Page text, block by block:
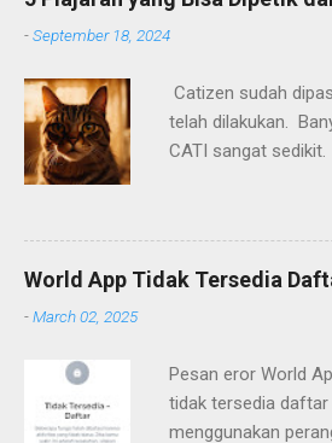
-September 18, 2024
Catizen sudah
telah dilakukan.
CATI sangat
device yang rusak.
mendapatkan
airdrop catizen ini.
World App Tidak Tersedia
-March 02, 2025
Pesan eror World
tidak tersedia
menggunakan